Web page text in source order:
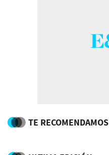
TE RECOMENDAMOS